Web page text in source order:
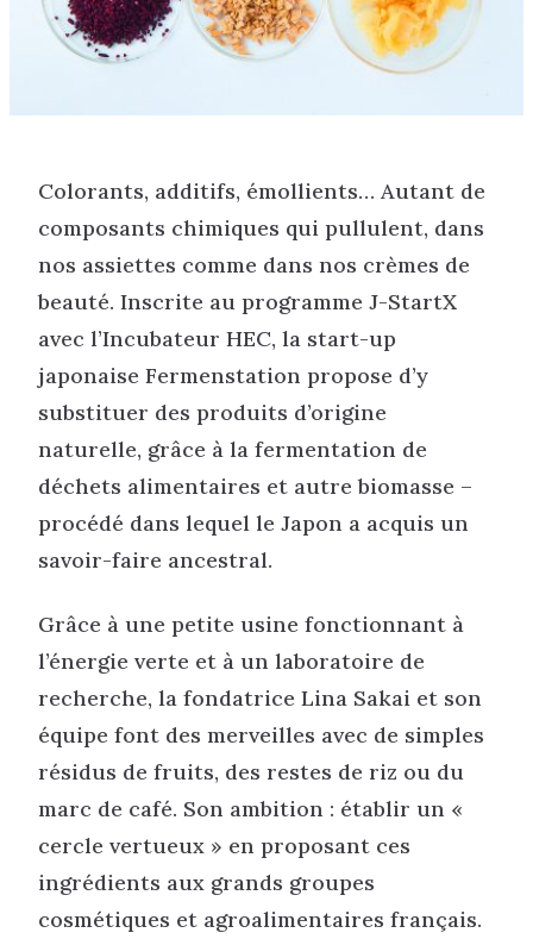
Colorants, additifs, émollients… Autant de
composants chimiques qui pullulent, dans
nos assiettes comme dans nos crèmes de
beauté. Inscrite au programme J-StartX
avec l’Incubateur HEC, la start-up
japonaise Fermenstation propose d’y
substituer des produits d’origine
naturelle, grâce à la fermentation de
déchets alimentaires et autre biomasse –
procédé dans lequel le Japon a acquis un
savoir-faire ancestral.
Grâce à une petite usine fonctionnant à
l’énergie verte et à un laboratoire de
recherche, la fondatrice Lina Sakai et son
équipe font des merveilles avec de simples
résidus de fruits, des restes de riz ou du
marc de café. Son ambition : établir un «
cercle vertueux » en proposant ces
ingrédients aux grands groupes
cosmétiques et agroalimentaires français.